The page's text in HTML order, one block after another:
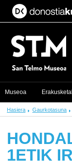
Hasiera Gaurkotasuna
1ETIK
Museoa